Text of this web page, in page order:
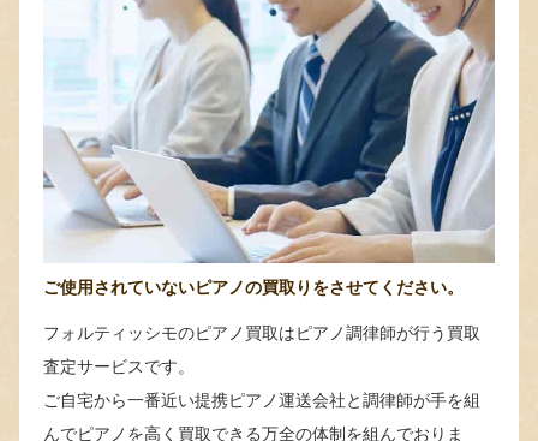
ご使用されていないピアノの買取りをさせてください。
フォルティッシモのピアノ買取はピアノ調律師が行う買取
査定サービスです。
ご自宅から一番近い提携ピアノ運送会社と調律師が手を組
んでピアノを高く買取できる万全の体制を組んでおりま